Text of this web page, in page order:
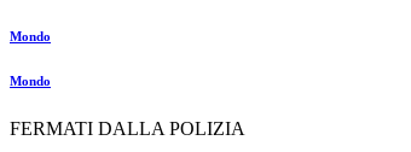
Mondo
Mondo
FERMATI DALLA POLIZIA